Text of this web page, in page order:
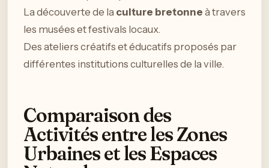
La découverte de la culture bretonne à travers
les musées et festivals locaux.
Des ateliers créatifs et éducatifs proposés par
différentes institutions culturelles de la ville.
Comparaison des
Activités entre les Zones
Urbaines et les Espaces